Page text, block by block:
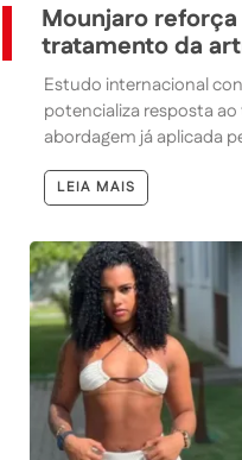
Mounjaro
tratamento da
Estudo internacional
potencializa resposta
abordagem já aplicada
LEIA MAIS